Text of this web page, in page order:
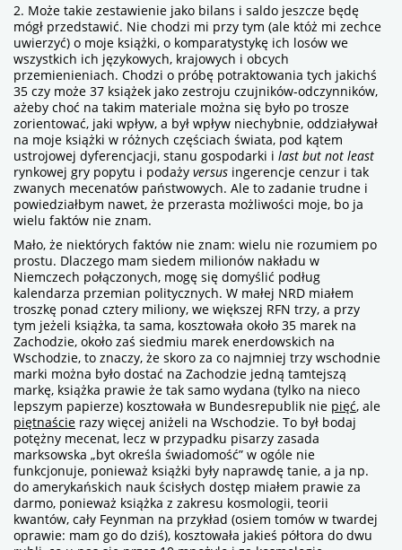
2. Może takie zestawienie jako bilans i saldo jeszcze będę
mógł przedstawić. Nie chodzi mi przy tym (ale któż mi zechce
uwierzyć) o moje książki, o komparatystykę ich losów we
wszystkich ich językowych, krajowych i obcych
przemienieniach. Chodzi o próbę potraktowania tych jakichś
35 czy może 37 książek jako zestroju czujników-odczynników,
ażeby choć na takim materiale można się było po trosze
zorientować, jaki wpływ, a był wpływ niechybnie, oddziaływał
na moje książki w różnych częściach świata, pod kątem
ustrojowej dyferencjacji, stanu gospodarki i last but not least
rynkowej gry popytu i podaży versus ingerencje cenzur i tak
zwanych mecenatów państwowych. Ale to zadanie trudne i
powiedziałbym nawet, że przerasta możliwości moje, bo ja
wielu faktów nie znam.
Mało, że niektórych faktów nie znam: wielu nie rozumiem po
prostu. Dlaczego mam siedem milionów nakładu w
Niemczech połączonych, mogę się domyślić podług
kalendarza przemian politycznych. W małej NRD miałem
troszkę ponad cztery miliony, we większej RFN trzy, a przy
tym jeżeli książka, ta sama, kosztowała około 35 marek na
Zachodzie, około zaś siedmiu marek enerdowskich na
Wschodzie, to znaczy, że skoro za co najmniej trzy wschodnie
marki można było dostać na Zachodzie jedną tamtejszą
markę, książka prawie że tak samo wydana (tylko na nieco
lepszym papierze) kosztowała w Bundesrepublik nie pięć, ale
piętnaście razy więcej aniżeli na Wschodzie. To był bodaj
potężny mecenat, lecz w przypadku pisarzy zasada
marksowska „byt określa świadomość” w ogóle nie
funkcjonuje, ponieważ książki były naprawdę tanie, a ja np.
do amerykańskich nauk ścisłych dostęp miałem prawie za
darmo, ponieważ książka z zakresu kosmologii, teorii
kwantów, cały Feynman na przykład (osiem tomów w twardej
oprawie: mam go do dziś), kosztowała jakieś półtora do dwu